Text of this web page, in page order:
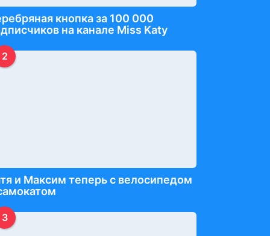
кнопка за 100 000
на канале Miss Katy
2
и Максим теперь с велосипедом
3